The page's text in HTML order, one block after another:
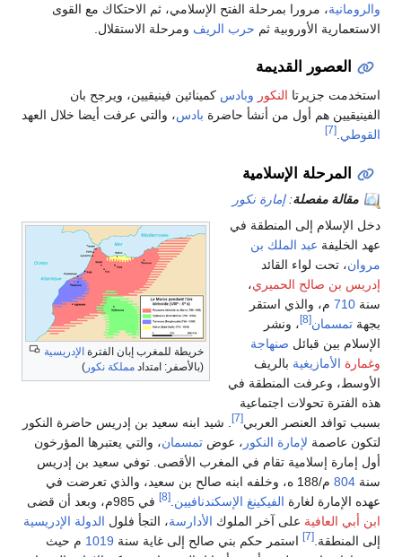
والرومانية، مرورا بمرحلة الفتح الإسلامي، ثم الاحتكاك مع القوى
الاستعمارية الأوروبية ثم حرب الريف ومرحلة الاستقلال.
العصور القديمة
استخدمت جزيرتا النكور وبادس كمينائين فينيقيين، ويرجح بان
الفينيقيين هم أول من أنشأ حاضرة بادس، والتي عرفت أيضا خلال العهد
القوطي.
[7]
المرحلة الإسلامية
مقالة مفصلة:إمارة نكور
خريطة للمغرب إبان الفترة الإدريسية
(بالأصفر: امتداد مملكة نكور )
دخل الإسلام إلى المنطقة في
عهد الخليفة عبد الملك بن
مروان، تحت لواء القائد
إدريس بن صالح الحميري،
سنة 710 م، والذي استقر
بجهة تمسمان[8]
، ونشر
الإسلام بين قبائل صنهاجة
وغمارة الأمازيغية بالريف
الأوسط، وعرفت المنطقة في
هذه الفترة تحولات اجتماعية
بسبب توافد العنصر العربي[7]
. شيد ابنه سعيد بن إدريس حاضرة النكور
لتكون عاصمة لإمارة النكور ، عوض تمسمان، والتي يعتبرها المؤرخون
أول إمارة إسلامية تقام في المغرب الأقصى. توفي سعيد بن إدريس
سنة 804
م/188 ه، وخلفه ابنه صالح بن سعيد، والذي تعرضت في
عهده الإمارة لغارة الفيكينغ الإسكندنافيين.
[8]
في 985م، وبعد أن قضى
ابن أبي العافية على آخر الملوك الأدارسة، التجأ فلول الدولة الإدريسية
إلى المنطقة.[7] استمر حكم بني صالح إلى غاية سنة 1019 م حيث